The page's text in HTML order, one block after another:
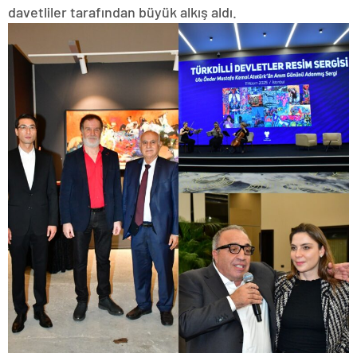
davetliler tarafından büyük alkış aldı.